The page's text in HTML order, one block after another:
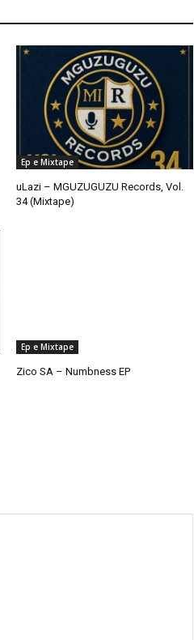
Ep e Mixtape
uLazi – MGUZUGUZU Records, Vol.
34 (Mixtape)
Ep e Mixtape
Zico SA – Numbness EP